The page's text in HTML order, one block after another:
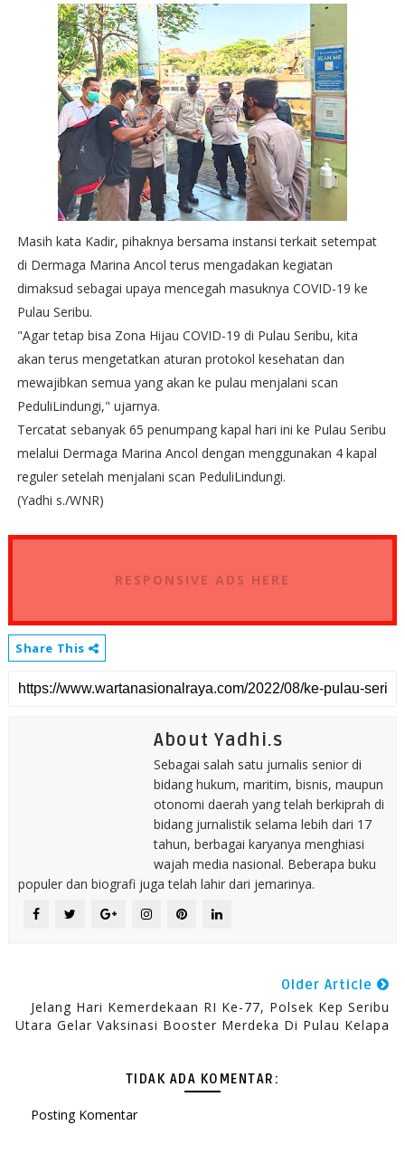
Masih kata Kadir, pihaknya bersama instansi terkait setempat
di Dermaga Marina Ancol terus mengadakan kegiatan
dimaksud sebagai upaya mencegah masuknya COVID-19 ke
Pulau Seribu.
"Agar tetap bisa Zona Hijau COVID-19 di Pulau Seribu, kita
akan terus mengetatkan aturan protokol kesehatan dan
mewajibkan semua yang akan ke pulau menjalani scan
PeduliLindungi," ujarnya.
Tercatat sebanyak 65 penumpang kapal hari ini ke Pulau Seribu
melalui Dermaga Marina Ancol dengan menggunakan 4 kapal
reguler setelah menjalani scan PeduliLindungi.
(Yadhi s./WNR)
RESPONSIVE ADS HERE
Share This
About Yadhi.s
Sebagai salah satu jurnalis senior di
bidang hukum, maritim, bisnis, maupun
otonomi daerah yang telah berkiprah di
bidang jurnalistik selama lebih dari 17
tahun, berbagai karyanya menghiasi
wajah media nasional. Beberapa buku
populer dan biografi juga telah lahir dari jemarinya.
Older Article
Jelang Hari Kemerdekaan RI Ke-77, Polsek Kep Seribu
Utara Gelar Vaksinasi Booster Merdeka Di Pulau Kelapa
TIDAK ADA KOMENTAR:
Posting Komentar